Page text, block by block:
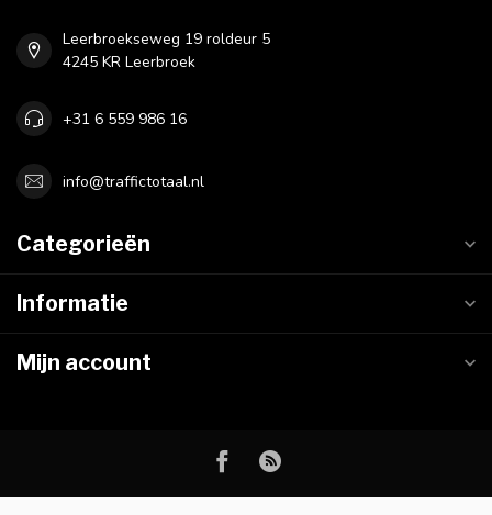
Leerbroekseweg 19 roldeur 5
4245 KR Leerbroek
+31 6 559 986 16
info@traffictotaal.nl
Categorieën
Informatie
Mijn account